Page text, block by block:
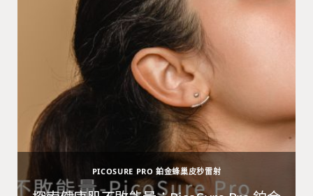
PICOSURE PRO 鉑金蜂巢皮秒雷射